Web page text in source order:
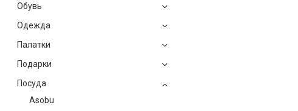
Обувь
Одежда
Палатки
Подарки
Посуда
Asobu